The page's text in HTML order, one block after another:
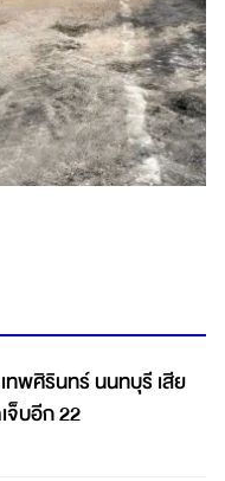
ทพศิรินทร์ นนทบุรี เสีย
จ็บอีก 22